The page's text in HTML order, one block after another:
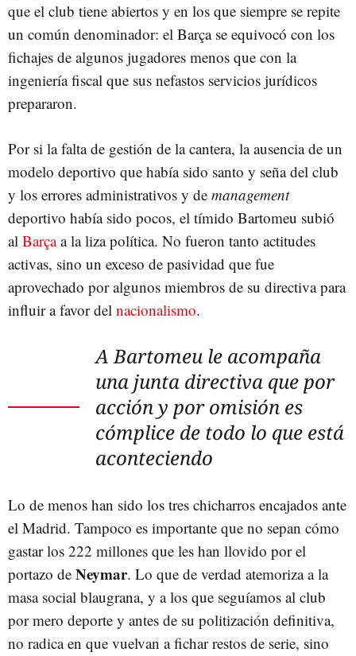
que el club tiene abiertos y en los que siempre se repite
un común denominador: el Barça se equivocó con los
fichajes de algunos jugadores menos que con la
ingeniería fiscal que sus nefastos servicios jurídicos
prepararon.
Por si la falta de gestión de la cantera, la ausencia de un
modelo deportivo que había sido santo y seña del club
y los errores administrativos y de management
deportivo había sido pocos, el tímido Bartomeu subió
al Barçaa la liza política. No fueron tanto actitudes
activas, sino un exceso de pasividad que fue
aprovechado por algunos miembros de su directiva para
influir a favor del nacionalismo.
A Bartomeu le acompaña
una junta directiva que por
acción y por omisión es
cómplice de todo lo que está
aconteciendo
Lo de menos han sido los tres chicharros encajados ante
el Madrid. Tampoco es importante que no sepan cómo
gastar los 222 millones que les han llovido por el
portazo de Neymar. Lo que de verdad atemoriza a la
masa social blaugrana, y a los que seguíamos al club
por mero deporte y antes de su politización definitiva,
no radica en que vuelvan a fichar restos de serie, sino